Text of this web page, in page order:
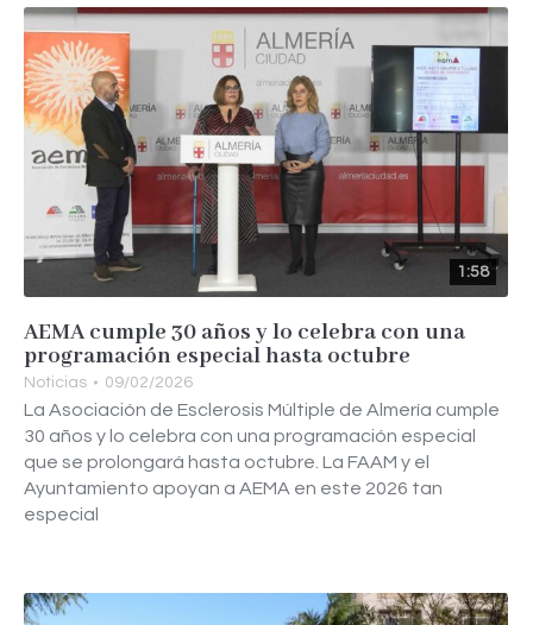
1:58
AEMA cumple 30 años y lo celebra con una
programación especial hasta octubre
Noticias 09/02/2026
La Asociación de Esclerosis Múltiple de Almería cumple
30 años y lo celebra con una programación especial
que se prolongará hasta octubre. La FAAM y el
Ayuntamiento apoyan a AEMA en este 2026 tan
especial